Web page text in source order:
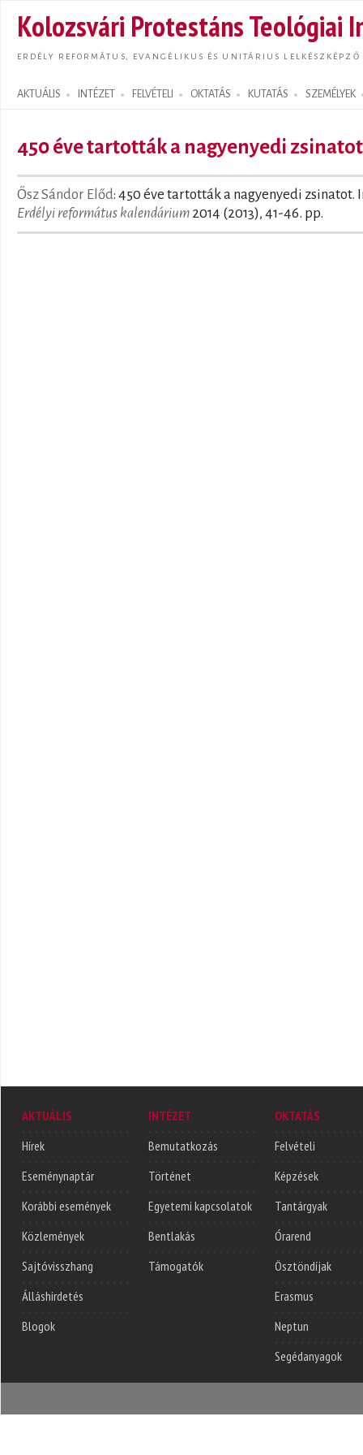
Kolozsvári Protestáns Teológiai
ERDÉLY REFORMÁTUS, EVANGÉLIKUS ÉS UNITÁRIUS LELKÉSZKÉPZŐ
AKTUÁLIS INTÉZET FELVÉTELI OKTATÁS KUTATÁS SZEMÉLYEK
Search form
450 éve tartották a nagyenyedi zsinatot
Ősz Sándor Előd: 450 éve tartották a nagyenyedi zsinatot.
Erdélyi református kalendárium 2014 (2013), 41-46. pp.
AKTUÁLIS
Hírek
Eseménynaptár
Korábbi események
Közlemények
Sajtóvisszhang
Álláshirdetés
Blogok
INTÉZET
Bemutatkozás
Történet
Egyetemi kapcsolatok
Bentlakás
Támogatók
OKTATÁS
Felvételi
Képzések
Tantárgyak
Órarend
Ösztöndíjak
Erasmus
Neptun
Segédanyagok